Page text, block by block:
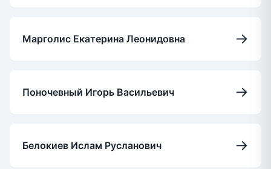
Марголис Екатерина Леонидовна →
Поночевный Игорь Васильевич →
Белокиев Ислам Русланович →